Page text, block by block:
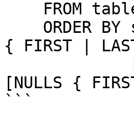
{ FIRST |
[NULLS {
```